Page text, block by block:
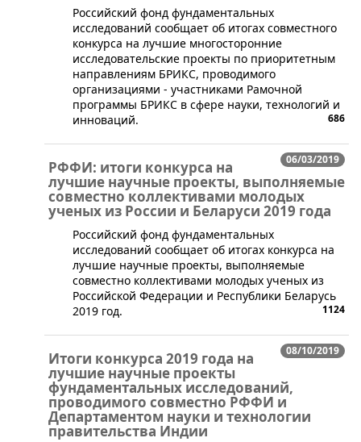
​Российский фонд фундаментальных
исследований сообщает об итогах совместного
конкурса на лучшие многосторонние
исследовательские проекты по приоритетным
направлениям БРИКС, проводимого
организациями - участниками Рамочной
программы БРИКС в сфере науки, технологий и
инноваций.
686
06/03/2019
РФФИ: итоги конкурса на
лучшие научные проекты, выполняемые
совместно коллективами молодых
ученых из России и Беларуси 2019 года
​Российский фонд фундаментальных
исследований сообщает об итогах конкурса на
лучшие научные проекты, выполняемые
совместно коллективами молодых ученых из
Российской Федерации и Республики Беларусь
2019 год.
1124
08/10/2019
Итоги конкурса 2019 года на
лучшие научные проекты
фундаментальных исследований,
проводимого совместно РФФИ и
Департаментом науки и технологии
правительства Индии